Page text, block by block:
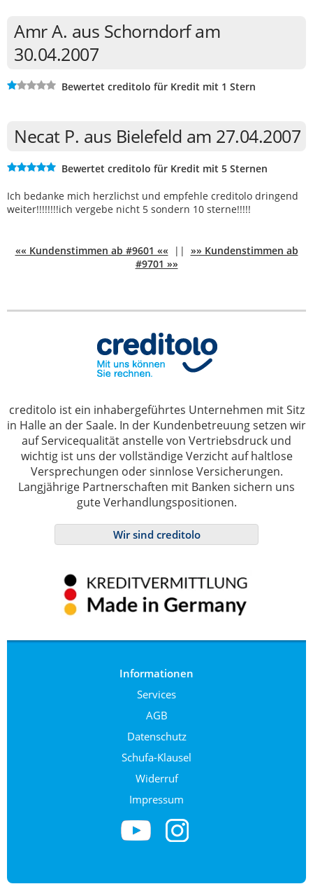
Amr A. aus Schorndorf am
30.04.2007
Bewertet creditolo für Kredit mit 1 Stern
Necat P. aus Bielefeld am 27.04.2007
Bewertet creditolo für Kredit mit 5 Sternen
Ich bedanke mich herzlichst und empfehle creditolo dringend
weiter!!!!!!!!ich vergebe nicht 5 sondern 10 sterne!!!!!
«« Kundenstimmen ab #9601 «« || »» Kundenstimmen ab
#9701 »»
creditolo ist ein inhabergeführtes Unternehmen mit Sitz
in Halle an der Saale. In der Kundenbetreuung setzen wir
auf Servicequalität anstelle von Vertriebsdruck und
wichtig ist uns der vollständige Verzicht auf haltlose
Versprechungen oder sinnlose Versicherungen.
Langjährige Partnerschaften mit Banken sichern uns
gute Verhandlungspositionen.
Wir sind creditolo
Informationen
Services
AGB
Datenschutz
Schufa-Klausel
Widerruf
Impressum